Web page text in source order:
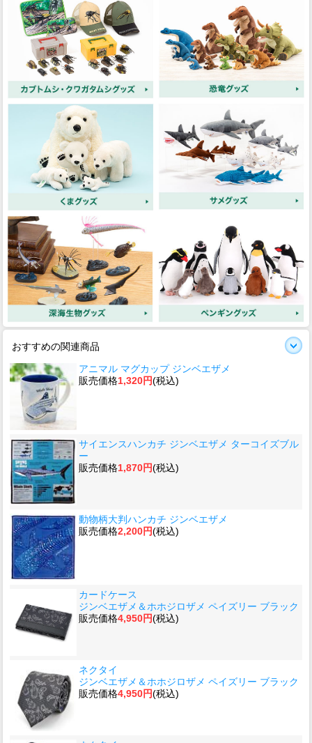
おすすめの関連商品
アニマル マグカップ ジンベエザメ
販売価格1,320円(税込)
サイエンスハンカチ ジンベエザメ ターコイズブル
ー
販売価格1,870円(税込)
動物柄大判ハンカチ ジンベエザメ
販売価格2,200円(税込)
カードケース
ジンベエザメ＆ホホジロザメ ペイズリー ブラック
販売価格4,950円(税込)
ネクタイ
ジンベエザメ＆ホホジロザメ ペイズリー ブラック
販売価格4,950円(税込)